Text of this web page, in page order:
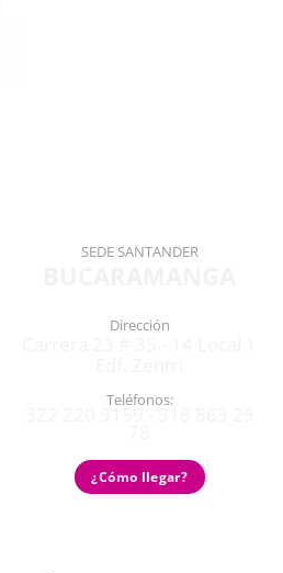
SEDE SANTANDER
Dirección
Teléfonos:
¿Cómo llegar?